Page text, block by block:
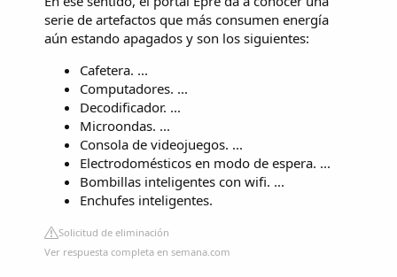
serie de artefactos que más consumen energía
aún estando apagados y son los siguientes:
Cafetera. ...
Computadores. ...
Decodificador. ...
Microondas. ...
Consola de videojuegos. ...
Electrodomésticos en modo de espera. ...
Bombillas inteligentes con wifi. ...
Enchufes inteligentes.
Solicitud de eliminación
Ver respuesta completa en semana.com